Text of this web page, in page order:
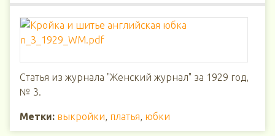
Статья из журнала "Женский журнал" за 1929 год,
№ 3.
Метки: выкройки, платья, юбки